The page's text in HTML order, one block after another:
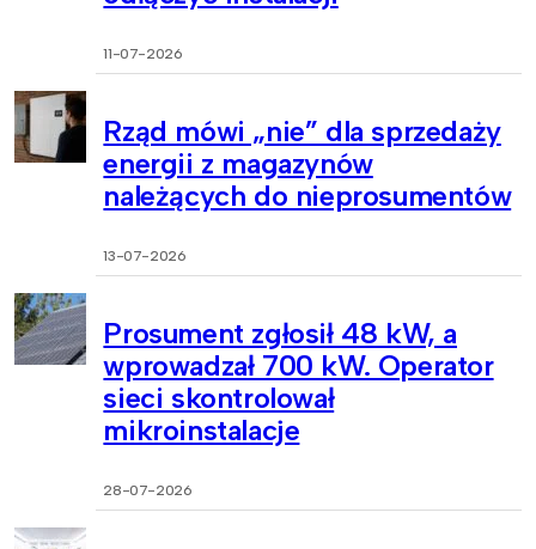
11-07-2026
Rząd mówi „nie” dla sprzedaży
energii z magazynów
należących do nieprosumentów
13-07-2026
Prosument zgłosił 48 kW, a
wprowadzał 700 kW. Operator
sieci skontrolował
mikroinstalacje
28-07-2026